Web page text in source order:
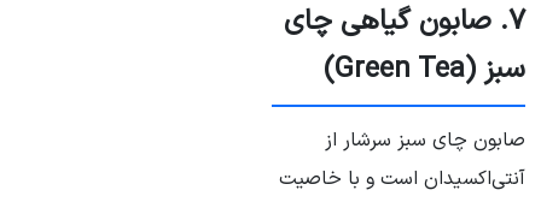
۷. صابون گیاهی چای
سبز (Green Tea)
صابون چای سبز سرشار از
آنتی‌اکسیدان است و با خاصیت